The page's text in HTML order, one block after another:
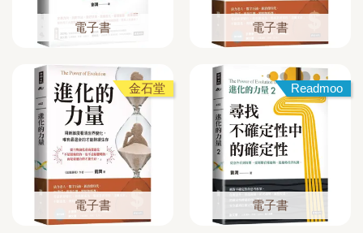
電子書 電子書
金石堂
電子書
Readmoo
電子書